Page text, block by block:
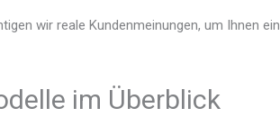
wir reale Kundenmeinungen, um Ihnen ein
im Überblick